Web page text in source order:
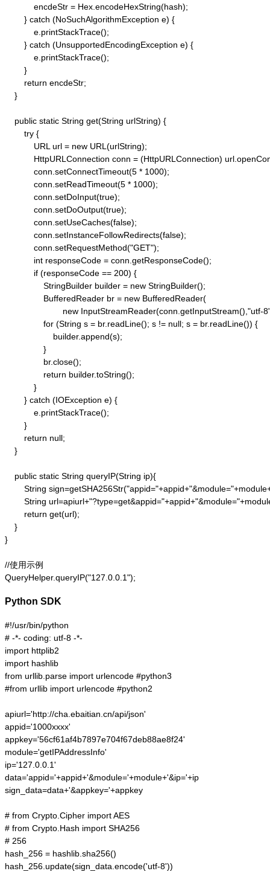
            encdeStr = Hex.encodeHexString(hash);
        } catch (NoSuchAlgorithmException e) {
            e.printStackTrace();
        } catch (UnsupportedEncodingException e) {
            e.printStackTrace();
        }
        return encdeStr;
    }
    public static String get(String urlString) {
        try {
            URL url = new URL(urlString);
HttpURLConnection conn = (HttpURLConnection)
            conn.setConnectTimeout(5 * 1000);
            conn.setReadTimeout(5 * 1000);
            conn.setDoInput(true);
            conn.setDoOutput(true);
            conn.setUseCaches(false);
            conn.setInstanceFollowRedirects(false);
            conn.setRequestMethod("GET");
            int responseCode = conn.getResponseCode();
            if (responseCode == 200) {
                StringBuilder builder = new StringBuilder();
                BufferedReader br = new BufferedReader(
new InputStreamReader(conn.getInputStream(),"utf-
                for (String s = br.readLine(); s != null; s = br.readLine()) {
                    builder.append(s);
                }
                br.close();
                return builder.toString();
            }
        } catch (IOException e) {
            e.printStackTrace();
        }
        return null;
    }
    public static String queryIP(String ip){
String
String
        return get(url);
    }
}
//使用示例
QueryHelper.queryIP("127.0.0.1");
Python SDK
#!/usr/bin/python
# -*- coding: utf-8 -*-
import httplib2
import hashlib
from urllib.parse import urlencode #python3
#from urllib import urlencode #python2
apiurl='http://cha.ebaitian.cn/api/json'
appid='1000xxxx'
appkey='56cf61af4b7897e704f67deb88ae8f24'
module='getIPAddressInfo'
ip='127.0.0.1'
data='appid='+appid+'&module='+module+'&ip='+ip
sign_data=data+'&appkey='+appkey
# from Crypto.Cipher import AES
# from Crypto.Hash import SHA256
# 256
hash_256 = hashlib.sha256()
hash_256.update(sign_data.encode('utf-8'))